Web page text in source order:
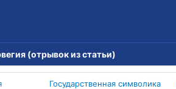
(отрывок из статьи)
Государственная символика